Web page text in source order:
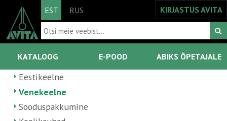
EST RUS KIRJASTUS AVITA
KATALOOG E-POOD ABIKS ÕPETAJALE
Eestikeelne
Venekeelne
Sooduspakkumine